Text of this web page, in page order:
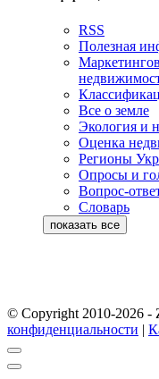
RSS
Полезная
Все о земле
Экология и
Оценка
Регионы
Опросы и
Вопрос-
Словарь
© Copyright 2010-2026 -
конфиденциальности |